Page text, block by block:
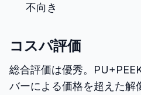
不向き
コスパ評価
総合評価は優秀。
バーによる価格を超えた解